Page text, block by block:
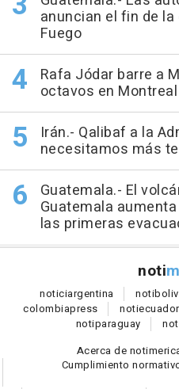
anuncian el fin de
Fuego
Rafa Jódar barre a
octavos en Montreal
Irán.- Qalibaf a la
necesitamos más
Guatemala.- El
Guatemala
las primeras
noti
noticiargentina noti
colombiapress notiecuador
notiparaguay
Acerca de
Cumplimiento